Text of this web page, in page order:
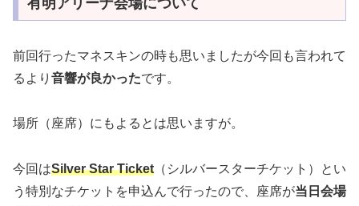
前回行ったマネスキンの時も思いましたが今回も言われて
るより 音響が良かったです。
場所（座席）にもよるとは思いますが。
今回はSilver Star Ticket （シルバースターチケット）とい
う特別なチケットを申込んで行ったので、座席が当日会場